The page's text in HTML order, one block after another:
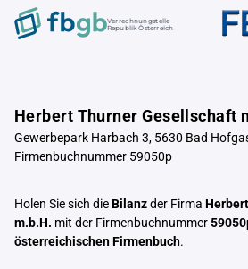
Verrechnungstelle
Republik Österreich
Herbert Thurner Gesellschaft
Gewerbepark Harbach 3, 5630 Bad
Firmenbuchnummer 59050p
Holen Sie sich dieBilanzder Firma
m.b.H. mit der Firmenbuchnummer
österreichischen Firmenbuch.